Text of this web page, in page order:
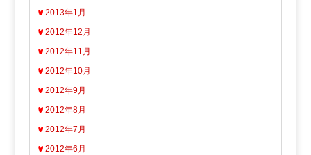
2013年1月
2012年12月
2012年11月
2012年10月
2012年9月
2012年8月
2012年7月
2012年6月